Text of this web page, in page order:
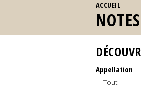
ACCUEIL
Appellation